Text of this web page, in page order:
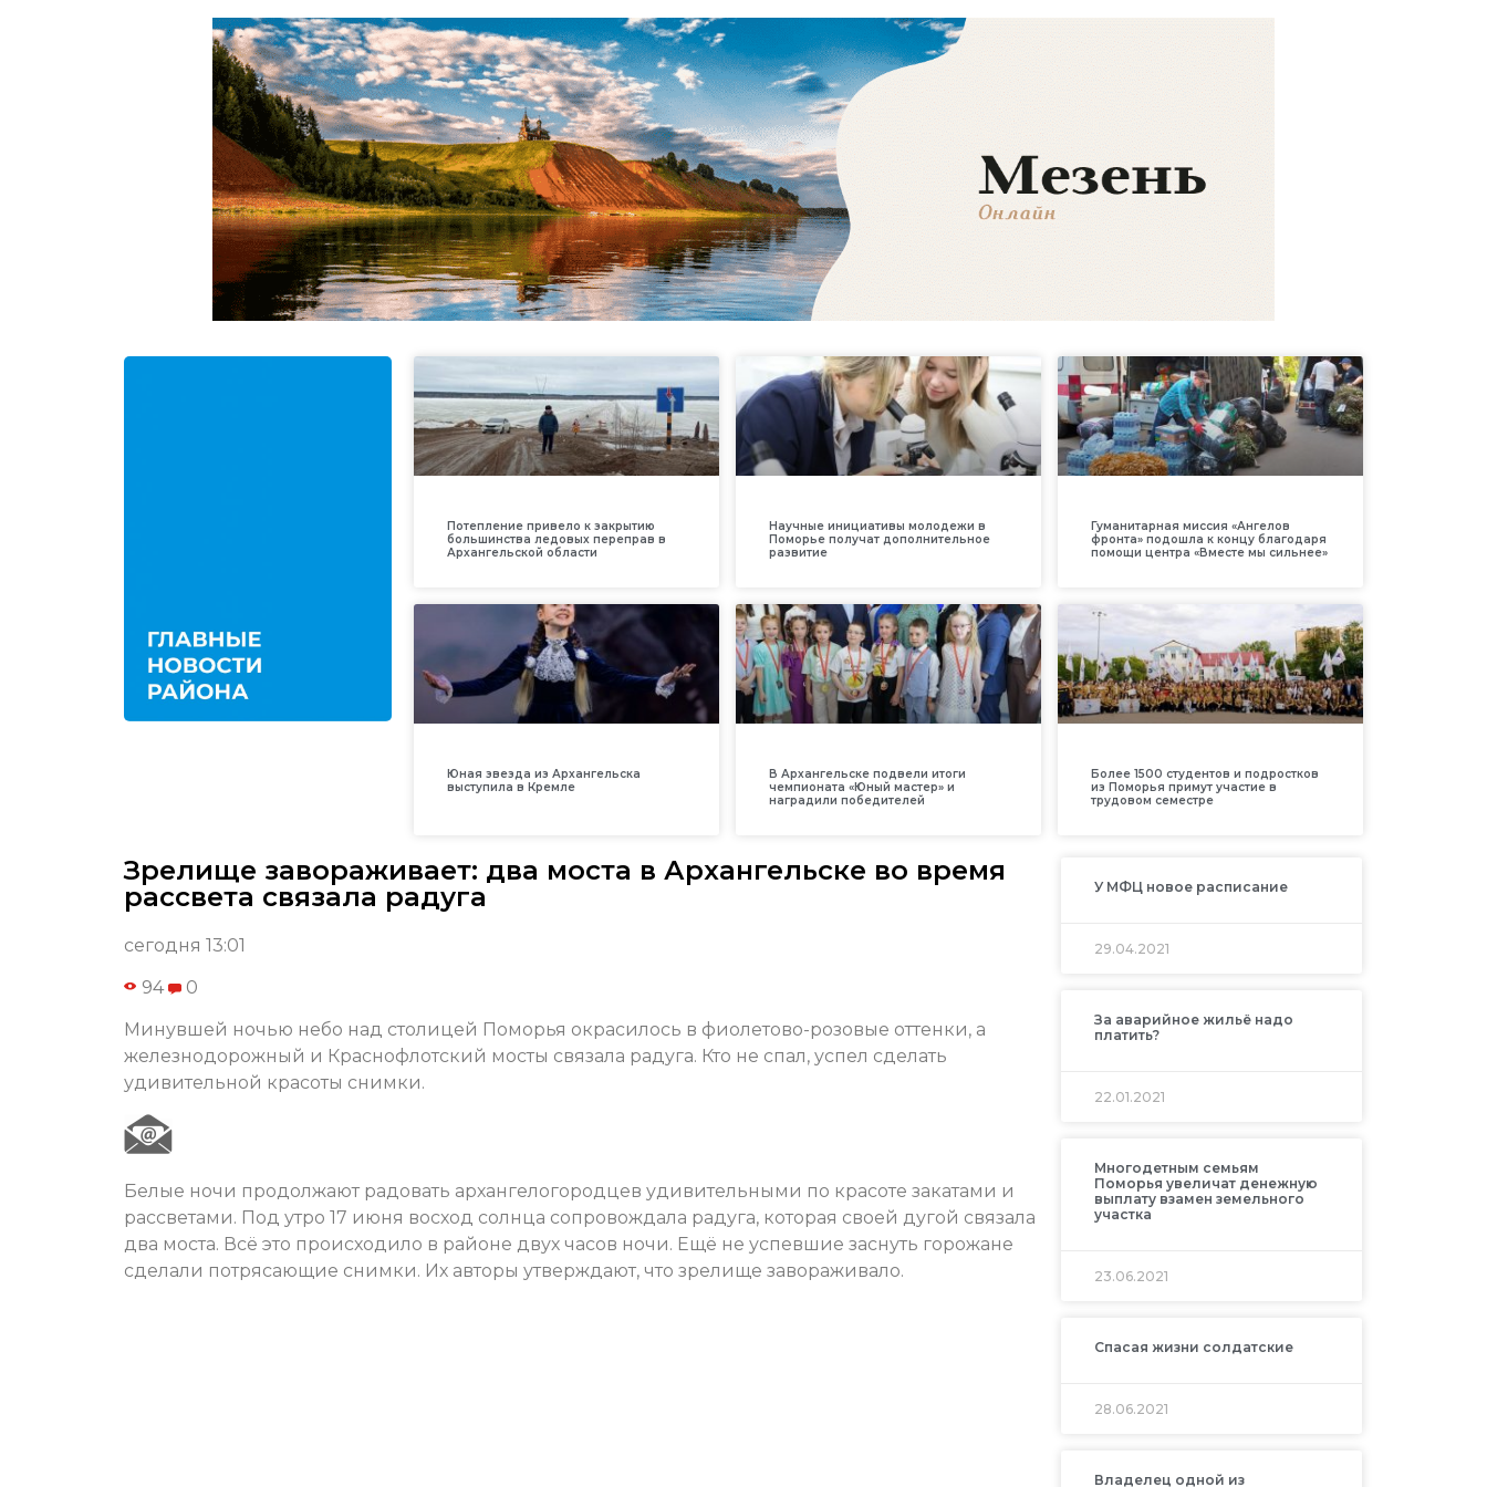
Потепление привело к закрытию
большинства ледовых переправ в
Архангельской области
Научные инициативы молодежи в
Поморье получат дополнительное
развитие
Гуманитарная миссия «Ангелов
фронта» подошла к концу благодаря
помощи центра «Вместе мы сильнее»
Юная звезда из Архангельска
выступила в Кремле
В Архангельске подвели итоги
чемпионата «Юный мастер» и
наградили победителей
Более 1500 студентов и подростков
из Поморья примут участие в
трудовом семестре
Зрелище завораживает: два моста в Архангельске во время
рассвета связала радуга
сегодня 13:01
94 0
Минувшей ночью небо над столицей Поморья окрасилось в фиолетово-розовые оттенки, а
железнодорожный и Краснофлотский мосты связала радуга. Кто не спал, успел сделать
удивительной красоты снимки.
Белые ночи продолжают радовать архангелогородцев удивительными по красоте закатами и
рассветами. Под утро 17 июня восход солнца сопровождала радуга, которая своей дугой связала
два моста. Всё это происходило в районе двух часов ночи. Ещё не успевшие заснуть горожане
сделали потрясающие снимки. Их авторы утверждают, что зрелище завораживало.
У МФЦ новое расписание
29.04.2021
За аварийное жильё надо
платить?
22.01.2021
Многодетным семьям
Поморья увеличат денежную
выплату взамен земельного
участка
23.06.2021
Спасая жизни солдатские
28.06.2021
Владелец одной из